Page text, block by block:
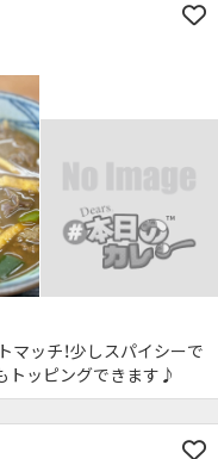
すいお店
夜10時以降も営業
喫煙席あり
り テラス席あり
ちゃんOK
店
貯まる・使える
可
り込む
内
すいお店
夜10時以降も営業
テイクアウトOK
喫煙席あり
ちゃんOK
ッチ！少しスパイシーで
トッピングできます♪